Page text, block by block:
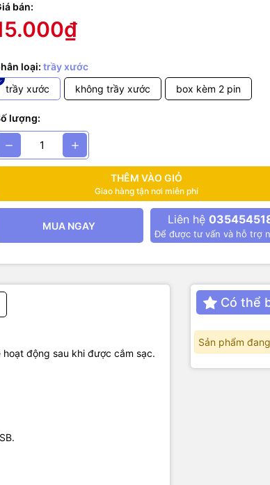
bán:
loại:trầy xước
trầy xước
không trầy xước box kèm 2 pin
lượng:
THÊM VÀO GIỎ
Giao hàng tận nơi miễn phí
MUA NGAY Liên hệ
Để được tư vấn và hỗ trợ
động sau khi được cắm sạc.
Có thể
Sản phẩm
mạch không hoạt động ngay mà sẽ hoạt động sau khi
2 CELL VỎ NHỰA
1 input microUSB, 1 cổng output USB.
- 4.2V
x 208mm
và đúng chiều âm (-) dương (+)
phẩm bằng kim loại khác đã bị oxi hóa.